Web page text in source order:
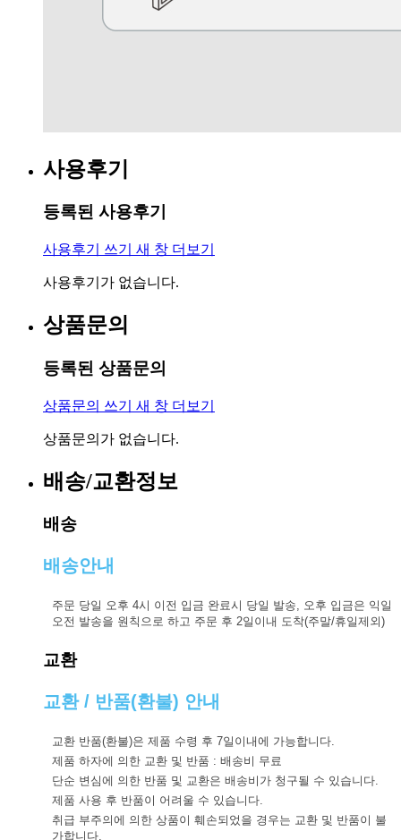
사용후기
등록된 사용후기
사용후기 쓰기 새 창 더보기
사용후기가 없습니다.
상품문의
등록된 상품문의
상품문의 쓰기 새 창 더보기
상품문의가 없습니다.
배송/교환정보
배송
배송안내
주문 당일 오후 4시 이전 입금 완료시 당일 발송, 오후 입금은 익일
오전 발송을 원칙으로 하고 주문 후 2일이내 도착(주말/휴일제외)
교환
교환 / 반품(환불) 안내
교환 반품(환불)은 제품 수령 후 7일이내에 가능합니다.
제품 하자에 의한 교환 및 반품 : 배송비 무료
단순 변심에 의한 반품 및 교환은 배송비가 청구될 수 있습니다.
제품 사용 후 반품이 어려울 수 있습니다.
취급 부주의에 의한 상품이 훼손되었을 경우는 교환 및 반품이 불
가합니다.